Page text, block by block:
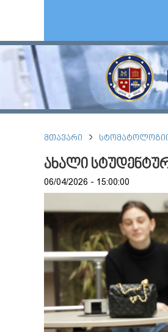
ᲛᲗᲐᲕᲐᲠᲘ
ახალი
06/04/2026 - 15:00:00